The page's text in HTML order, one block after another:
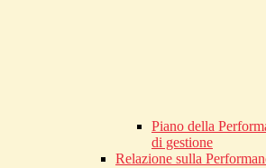
Piano della
di gestione
Relazione sulla